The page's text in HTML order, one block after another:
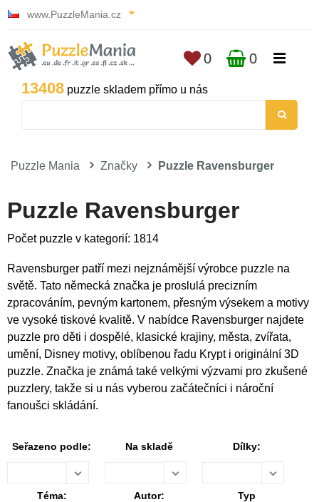
www.PuzzleMania.cz
13408 puzzle skladem přímo u nás
0 0
Puzzle Mania Značky Puzzle Ravensburger
Puzzle Ravensburger
Počet puzzle v kategorií: 1814
Ravensburger patří mezi nejznámější výrobce puzzle na
světě. Tato německá značka je proslulá precizním
zpracováním, pevným kartonem, přesným výsekem a motivy
ve vysoké tiskové kvalitě. V nabídce Ravensburger najdete
puzzle pro děti i dospělé, klasické krajiny, města, zvířata,
umění, Disney motivy, oblíbenou řadu Krypt i originální 3D
puzzle. Značka je známá také velkými výzvami pro zkušené
puzzlery, takže si u nás vyberou začátečníci i nároční
fanoušci skládání.
Seřazeno podle: Na skladě Dílky:
Téma: Autor: Typ